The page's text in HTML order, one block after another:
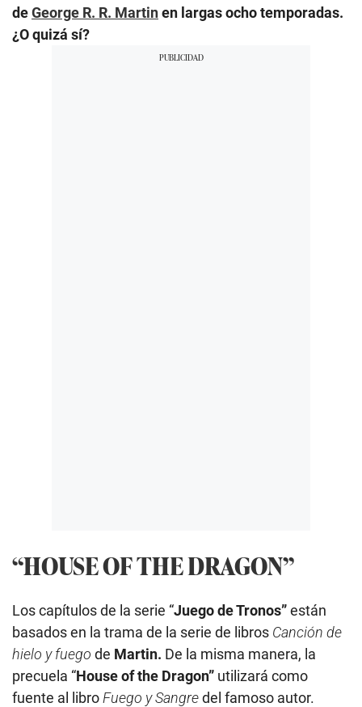
deGeorge R. R. Martinen largas ocho temporadas.
¿O quizá sí?
“HOUSE OF THE DRAGON”
Los capítulos de la serie “Juego de Tronos”están
basados en la trama de la serie de libros Canción de
hielo y fuego de Martin. De la misma manera, la
precuela “House of the Dragon” utilizará como
fuente al libro Fuego y Sangredel famoso autor.